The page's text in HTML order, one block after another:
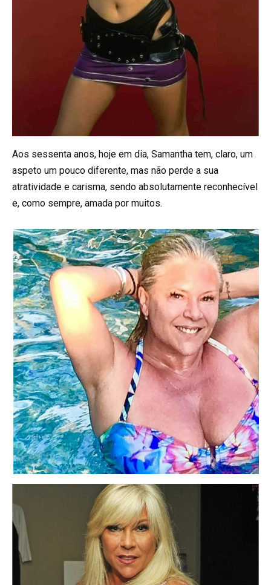
Aos sessenta anos, hoje em dia, Samantha tem, claro, um
aspeto um pouco diferente, mas não perde a sua
atratividade e carisma, sendo absolutamente reconhecível
e, como sempre, amada por muitos.